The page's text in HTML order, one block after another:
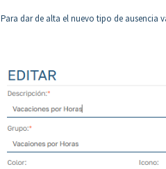
Para dar de alta el nuevo tipo de ausencia